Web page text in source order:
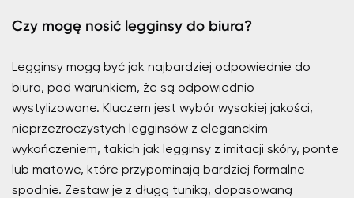
Czy mogę nosić legginsy do biura?
Legginsy mogą być jak najbardziej odpowiednie do
biura, pod warunkiem, że są odpowiednio
wystylizowane. Kluczem jest wybór wysokiej jakości,
nieprzezroczystych legginsów z eleganckim
wykończeniem, takich jak legginsy z imitacji skóry, ponte
lub matowe, które przypominają bardziej formalne
spodnie. Zestaw je z długą tuniką, dopasowaną